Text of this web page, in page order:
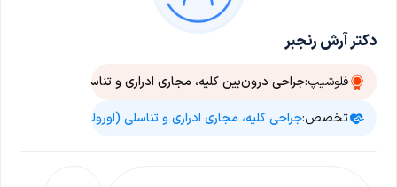
دکتر آرش رنجبر
فلوشیپ:جراحی درون‌بین کلیه، مجاری ادراری و تناسلی
تخصص:جراحی کلیه، مجاری ادراری و تناسلی (اورولوژی)